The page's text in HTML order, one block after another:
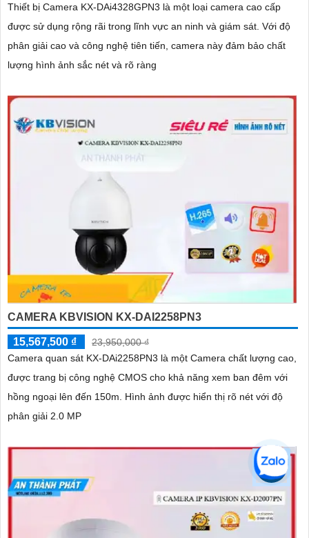
Thiết bị Camera KX-DAi4328GPN3 là một loại camera cao cấp
được sử dụng rộng rãi trong lĩnh vực an ninh và giám sát. Với độ
phân giải cao và công nghệ tiên tiến, camera này đảm bảo chất
lượng hình ảnh sắc nét và rõ ràng
CAMERA KBVISION KX-DAI2258PN3
15,567,500 ₫
23,950,000 ₫
Camera quan sát KX-DAi2258PN3 là một Camera chất lượng cao,
được trang bị công nghệ CMOS cho khả năng xem ban đêm với
hồng ngoại lên đến 150m. Hình ảnh được hiển thị rõ nét với độ
phân giải 2.0 MP